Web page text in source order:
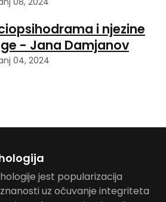
i njezine
- Jana Damjanov
04, 2024
jest popularizacija
uz očuvanje integriteta